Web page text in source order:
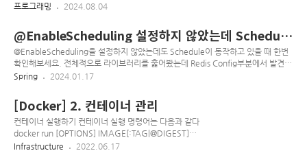
능성 (Mutability): 엔티티는 시간이 지남에 따라 상태..
않고 기술 코드 변경이 가능해야 한다핵심 도메인 로직을 외부
함으로 달성도메인 헥사곤소프트웨어가 해결하기를 원하는 핵
심 문제를 설명하는 요소의 결합, 이러한 요소들은 기술에 구애
받지 않는 형태로 표현되어야 함구성 요소엔티티 - 식별자를 할
당할 수 있는 것값 객체 - 엔티티들을 합성하기 위한 불변 객체애
플리케이션 헥사곤도메인 헥사곤에서 나오는 비즈니스 규칙을
호작용하는 중개자 역할프레임워크 헥사곤애플리케이션 기능의
노출 방법을 결정, 예를 들면 REST, gRPC ..
프로그래밍 2024.08.04
@EnableScheduling 설정하지 않았는데 Schedule
동작 시
@EnableScheduling을 설정하지 않았는데도 Schedule이 동작하고 있을 때 한번
확인해보세요. 전체적으로 라이브러리를 훑어봤는데 Redis Config부분에서 발견되
었습니다. spring-session-data-redis 사용하고, Redis 활성화 시에
@EnableScheduling이 적용되어 있습니다. @Configuration
@EnableScheduling public class RedisHttpSessionConfiguration extends
SpringHttpSessionConfiguration implements
EmbeddedValueResolverAware, ImportAware { pri..
Spring 2024.01.17
[Docker] 2. 컨테이너 관리
컨테이너 실행하기 컨테이너 실행 명령어는 다음과 같다
docker run [OPTIONS] IMAGE[:TAG|@DIGEST]
[COMMAND] [ARG...] 옵션 설명 -d --detach Detached
Infrastructure 2022.06.17